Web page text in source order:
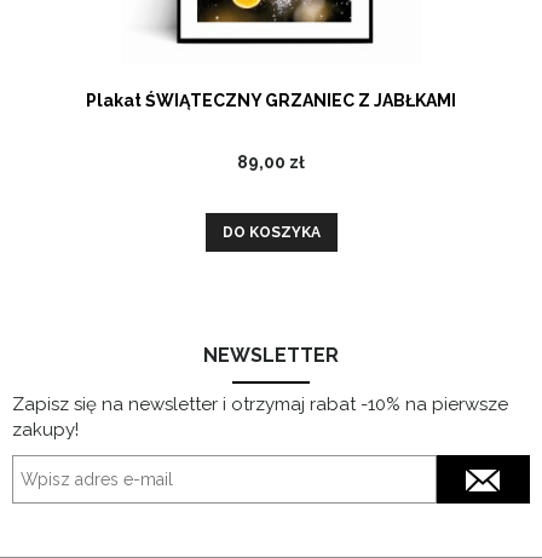
Plakat ŚWIĄTECZNY GRZANIEC Z JABŁKAMI
89,00 zł
DO KOSZYKA
NEWSLETTER
Zapisz się na newsletter i otrzymaj rabat -10% na pierwsze
zakupy!